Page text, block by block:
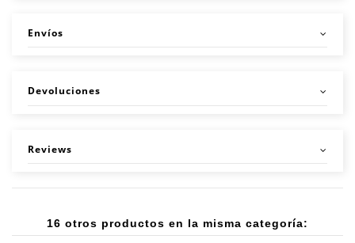
Envíos
Devoluciones
Reviews
16 otros productos en la misma categoría: